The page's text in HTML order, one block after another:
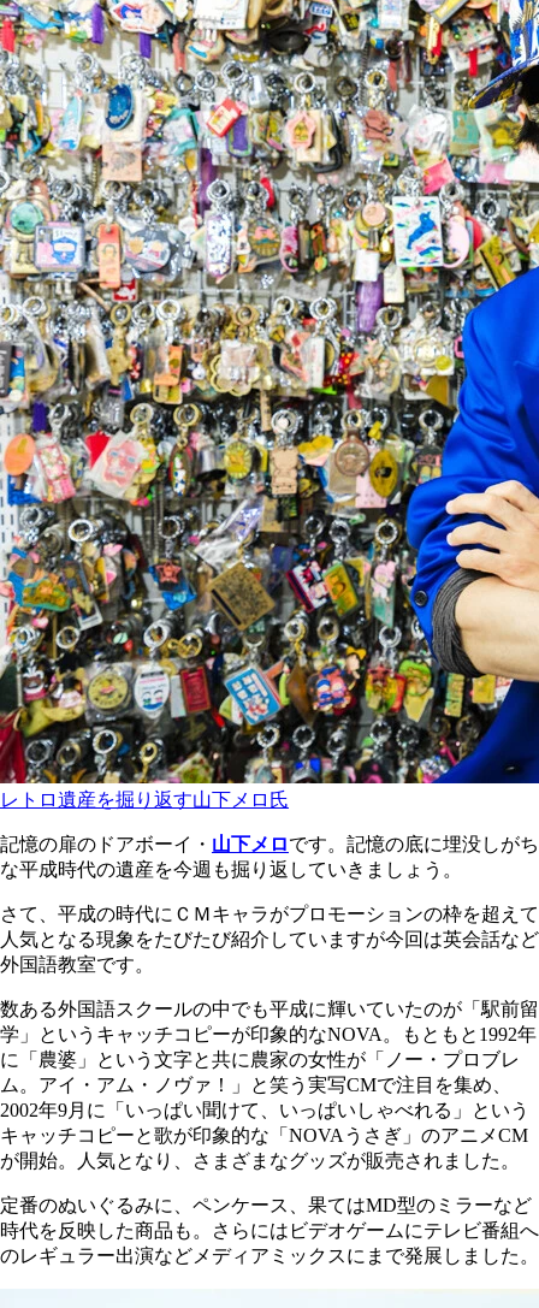
レトロ遺産を掘り返す山下メロ氏
記憶の扉のドアボーイ・ 山下メロです。記憶の底に埋没しがち
な平成時代の遺産を今週も掘り返していきましょう。
さて、平成の時代にＣＭキャラがプロモーションの枠を超えて
人気となる現象をたびたび紹介していますが今回は英会話など
外国語教室です。
数ある外国語スクールの中でも平成に輝いていたのが「駅前留
学」というキャッチコピーが印象的なNOVA。もともと1992年
に「農婆」という文字と共に農家の女性が「ノー・プロブレ
ム。アイ・アム・ノヴァ！」と笑う実写CMで注目を集め、
2002年9月に「いっぱい聞けて、いっぱいしゃべれる」という
キャッチコピーと歌が印象的な「NOVAうさぎ」のアニメCM
が開始。人気となり、さまざまなグッズが販売されました。
定番のぬいぐるみに、ペンケース、果てはMD型のミラーなど
時代を反映した商品も。さらにはビデオゲームにテレビ番組へ
のレギュラー出演などメディアミックスにまで発展しました。